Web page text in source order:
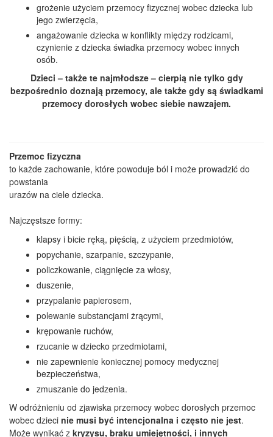
grożenie użyciem przemocy fizycznej wobec dziecka lub
jego zwierzęcia,
angażowanie dziecka w konflikty między rodzicami,
czynienie z dziecka świadka przemocy wobec innych
osób.
Dzieci – także te najmłodsze – cierpią nie tylko gdy
bezpośrednio doznają przemocy, ale także gdy są świadkami
przemocy dorosłych wobec siebie nawzajem.
Przemoc fizyczna
to każde zachowanie, które powoduje ból i może prowadzić do
powstania
urazów na ciele dziecka.
Najczęstsze formy:
klapsy i bicie ręką, pięścią, z użyciem przedmiotów,
popychanie, szarpanie, szczypanie,
policzkowanie, ciągnięcie za włosy,
duszenie,
przypalanie papierosem,
polewanie substancjami żrącymi,
krępowanie ruchów,
rzucanie w dziecko przedmiotami,
nie zapewnienie koniecznej pomocy medycznej
bezpieczeństwa,
zmuszanie do jedzenia.
W odróżnieniu od zjawiska przemocy wobec dorosłych przemoc
wobec dzieci nie musi być intencjonalna i często nie jest.
Może wynikać z kryzysu, braku umiejętności, i innych